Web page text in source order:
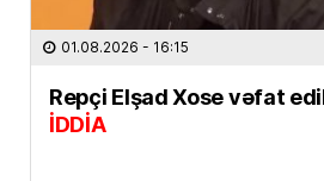
01.08.2026 - 16:15
Repçi Elşad Xose vəfat
İDDİA